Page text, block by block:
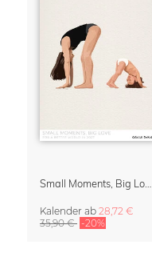
Small Moments, Big Love – Mutterschaftskalender von Giselle Dekel
Kalender ab 28,72 €
35,90 € -20%